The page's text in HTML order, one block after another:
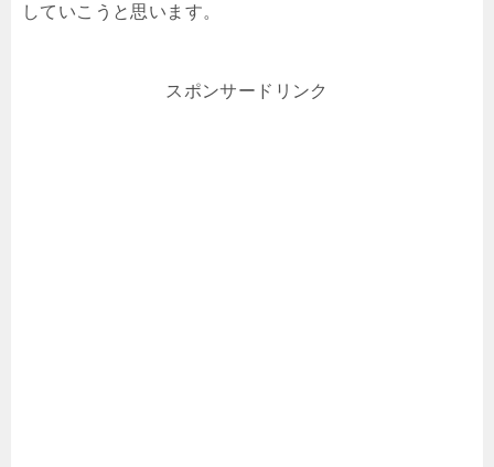
していこうと思います。
スポンサードリンク